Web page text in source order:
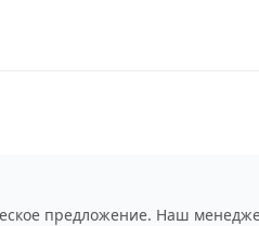
предложение. Наш